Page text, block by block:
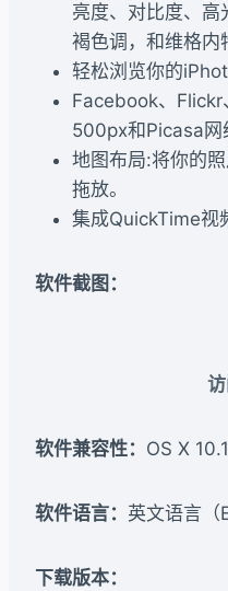
亮度、对比度、高
褐色调，和维格内
轻松浏览你的
Facebook、Flickr
500px和Picasa网
地图布局:将你的
拖放。
集成QuickTime视
软件截图：
软件兼容性： OS X
软件语言： 英文语言（
下载版本：​